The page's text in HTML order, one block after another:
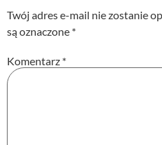
Twój adres e-mail nie zostanie
są oznaczone *
Komentarz *